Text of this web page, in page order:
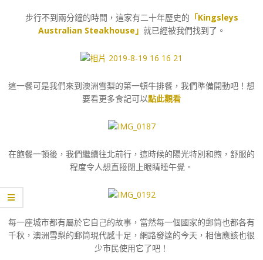
步行不到兩分鐘的時間，這家有二十年歷史的 「Kingsleys
Australian Steakhouse」 就已經被我們找到了。
這一餐可是我們來到澳洲雪梨的第一頓牛排餐，我們準備開動吧！想
要看更多食記可以點此觀看
在飽餐一頓後，我們繼續往北前行，這時候的陽光特別和煦，舒服的
程度令人想直接閉上眼睛睡午覺。
每一座城市都有屬於它自己的故事，當然每一個國家的郵筒也都各有
千秋，澳洲雪梨的郵筒現代感十足，網路發達的今天，相信應該也很
少市民使用它了吧！